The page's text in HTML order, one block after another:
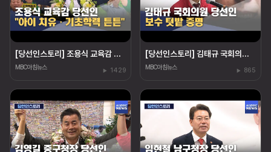
[당선인스토리] 조용식 교육감 당선인‥"아이 치유"
MBC아침뉴스 1429
[당선인스토리] 김태규 국회의원 당선인‥"울산 발전"
MBC아침뉴스 865